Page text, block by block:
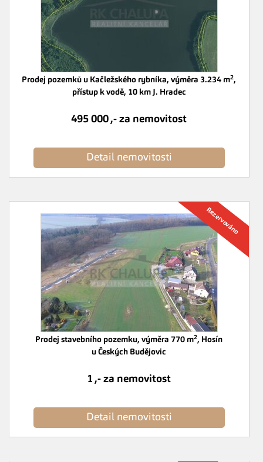
Prodej pozemků u Kačležského rybníka, výměra 3.234 m2,
přístup k vodě, 10 km J. Hradec
Detail nemovitosti
495 000 ,- za nemovitost
Prodej stavebního pozemku, výměra 770 m2, Hosín
u Českých Budějovic
Detail nemovitosti
1 ,- za nemovitost